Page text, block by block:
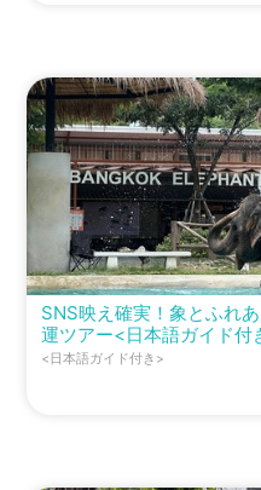
SNS映え確実！象とふれ
運ツアー<日本語ガイド付
<日本語ガイド付き>